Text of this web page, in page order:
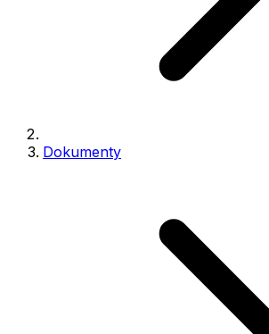
Dokumenty